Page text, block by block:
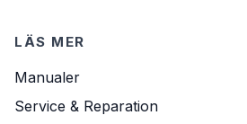
LÄS MER
Manualer
Service & Reparation